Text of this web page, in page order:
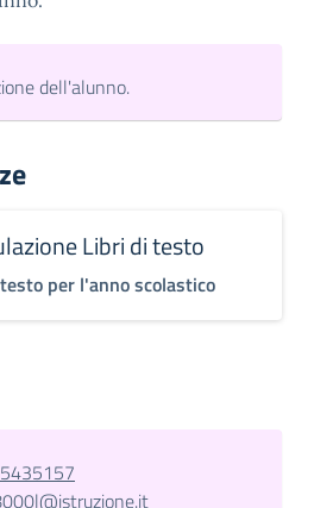
dell'alunno.
Libri di testo
per l'anno scolastico